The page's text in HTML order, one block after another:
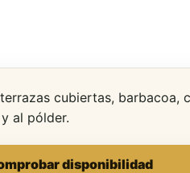
cubiertas, barbacoa,
al pólder.
disponibilidad